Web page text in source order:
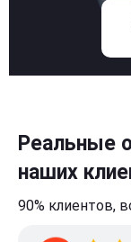
Реальные
наших
90% клиентов,